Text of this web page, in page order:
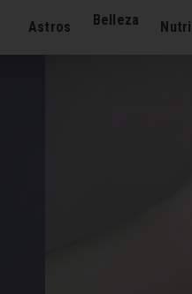
Astros Belleza